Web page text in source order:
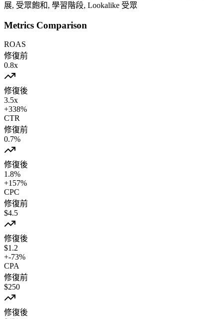
展, 受眾飽和, 學習階段, Lookalike 受眾
Metrics Comparison
ROAS
修復前
0.8x
修復後
3.5x
+338%
CTR
修復前
0.7%
修復後
1.8%
+157%
CPC
修復前
$4.5
修復後
$1.2
+-73%
CPA
修復前
$250
修復後